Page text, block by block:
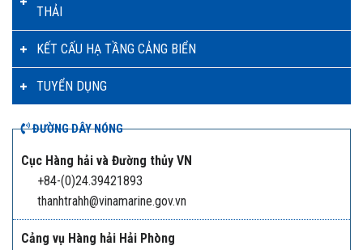
THẢI
KẾT CẤU HẠ TẦNG CẢNG BIỂN
TUYỂN DỤNG
ĐƯỜNG DÂY NÓNG
Cục Hàng hải và Đường thủy VN
+84-(0)24.39421893
thanhtrahh@vinamarine.gov.vn
Cảng vụ Hàng hải Hải Phòng